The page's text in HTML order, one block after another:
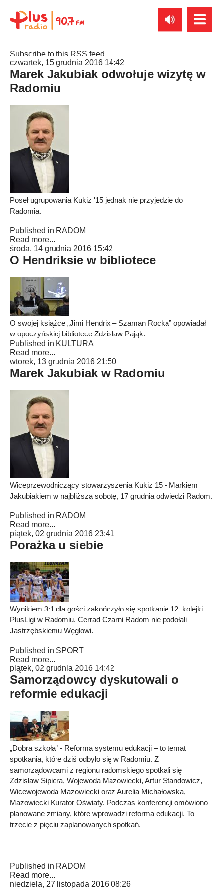
Subscribe to this RSS feed
czwartek, 15 grudnia 2016 14:42
Marek Jakubiak odwołuje wizytę w
Radomiu
Poseł ugrupowania Kukiz '15 jednak nie przyjedzie do
Radomia.
Published in RADOM
Read more...
środa, 14 grudnia 2016 15:42
O Hendriksie w bibliotece
O swojej książce „Jimi Hendrix – Szaman Rocka” opowiadał
w opoczyńskiej bibliotece Zdzisław Pająk.
Published in KULTURA
Read more...
wtorek, 13 grudnia 2016 21:50
Marek Jakubiak w Radomiu
Wiceprzewodniczący stowarzyszenia Kukiz 15 - Markiem
Jakubiakiem w najbliższą sobotę, 17 grudnia odwiedzi Radom.
Published in RADOM
Read more...
piątek, 02 grudnia 2016 23:41
Porażka u siebie
Wynikiem 3:1 dla gości zakończyło się spotkanie 12. kolejki
PlusLigi w Radomiu. Cerrad Czarni Radom nie podołali
Jastrzębskiemu Węglowi.
Published in SPORT
Read more...
piątek, 02 grudnia 2016 14:42
Samorządowcy dyskutowali o
reformie edukacji
„Dobra szkoła” - Reforma systemu edukacji – to temat
spotkania, które dziś odbyło się w Radomiu. Z
samorządowcami z regionu radomskiego spotkali się
Zdzisław Sipiera, Wojewoda Mazowiecki, Artur Standowicz,
Wicewojewoda Mazowiecki oraz Aurelia Michałowska,
Mazowiecki Kurator Oświaty. Podczas konferencji omówiono
planowane zmiany, które wprowadzi reforma edukacji. To
trzecie z pięciu zaplanowanych spotkań.
Published in RADOM
Read more...
niedziela, 27 listopada 2016 08:26